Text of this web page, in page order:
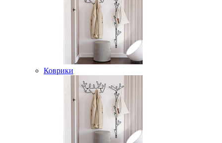
Коврики